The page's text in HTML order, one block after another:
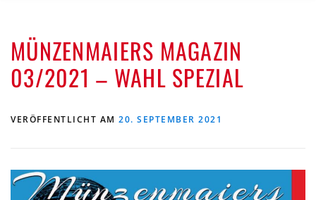
PROGRAMM VORSTAND ARCHIV
SPENDEN KONTAKT
MÜNZENMAIERS MAGAZIN
03/2021 – WAHL SPEZIAL
VERÖFFENTLICHT AM 20. SEPTEMBER 2021